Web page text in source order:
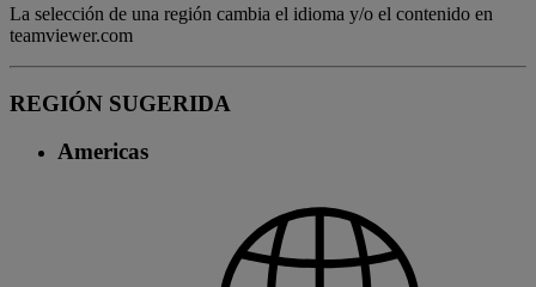
La selección de una región cambia el idioma y/o el contenido en
teamviewer.com
REGIÓN SUGERIDA
Americas